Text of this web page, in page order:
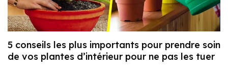
5 conseils les plus importants pour prendre soin
de vos plantes d’intérieur pour ne pas les tuer